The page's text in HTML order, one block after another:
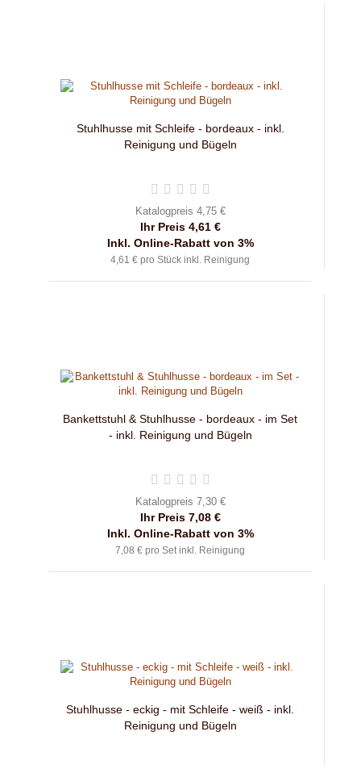
Stuhlhusse mit Schleife - bordeaux - inkl.
Reinigung und Bügeln
Katalogpreis 4,75 €
Ihr Preis 4,61 €
Inkl. Online-Rabatt von 3%
4,61 € pro Stück inkl. Reinigung
Bankettstuhl & Stuhlhusse - bordeaux - im Set
- inkl. Reinigung und Bügeln
Katalogpreis 7,30 €
Ihr Preis 7,08 €
Inkl. Online-Rabatt von 3%
7,08 € pro Set inkl. Reinigung
Stuhlhusse - eckig - mit Schleife - weiß - inkl.
Reinigung und Bügeln